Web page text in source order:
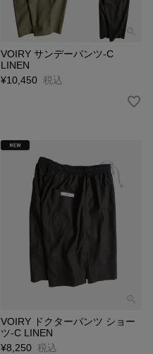
VOIRY サンデーパンツ-C
LINEN
¥10,450 税込
VOIRY ドクターパンツ ショー
ツ-C LINEN
¥8,250 税込